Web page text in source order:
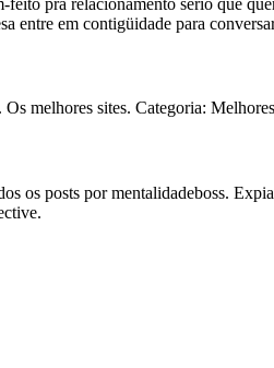
entre em contigüidade para
melhores sites. Categoria:
os posts por mentalidadeboss.